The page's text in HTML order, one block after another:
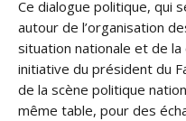
Ce dialogue politique, qui
autour de l’organisation
situation nationale et de
initiative du président du
de la scène politique
même table, pour des